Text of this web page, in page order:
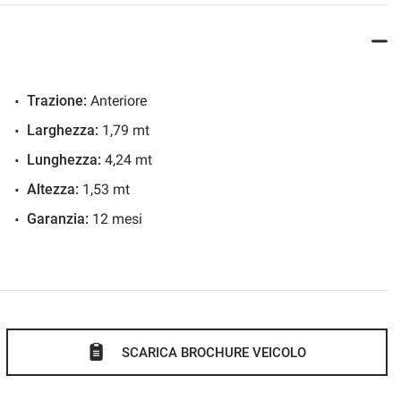
da personale specializzato in grado di rilevare eventuale
I NOSTRI SERVIZI EXTRA COME ,
garantito e altri ancora.
Trazione: Anteriore
Larghezza: 1,79 mt
Lunghezza: 4,24 mt
Altezza: 1,53 mt
Garanzia: 12 mesi
SCARICA BROCHURE VEICOLO